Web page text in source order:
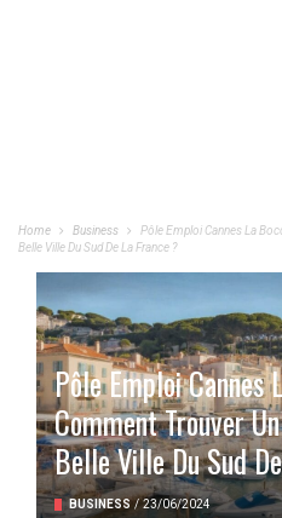
Home Business
Pôle Emploi Cannes La
Belle Ville Du Sud De La France ?
Pôle Emploi Cannes
Comment Trouver
Belle Ville Du Sud
BUSINESS / 23/06/2024